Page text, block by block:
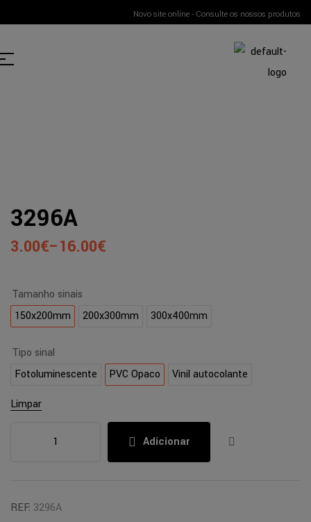
Novo site online - Consulte os nossos produtos
3296A
3.00€–16.00€
Tamanho sinais
150x200mm
200x300mm 300x400mm
Tipo sinal
Fotoluminescente
PVC Opaco Vinil autocolante
Limpar
Adicionar
REF: 3296A